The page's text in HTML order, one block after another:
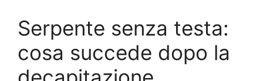
Serpente senza testa:
cosa succede dopo la